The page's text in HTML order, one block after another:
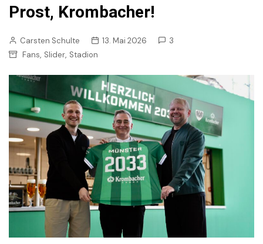
Prost, Krombacher!
Carsten Schulte 13. Mai 2026
3
Fans, Slider, Stadion